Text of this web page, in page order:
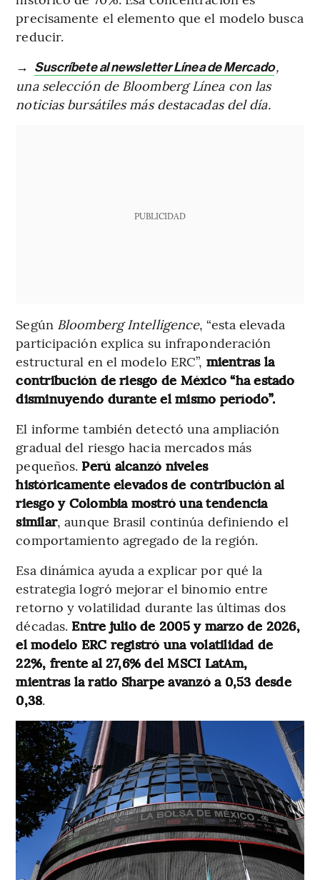
precisamente el elemento que el modelo busca
reducir.
→ Suscríbete al newsletter Línea de Mercado,
una selección de Bloomberg Línea con las
noticias bursátiles más destacadas del día.
PUBLICIDAD
Según Bloomberg Intelligence, “esta elevada
participación explica su infraponderación
estructural en el modelo ERC”, mientras la
contribución de riesgo de México “ha estado
disminuyendo durante el mismo período”.
El informe también detectó una ampliación
gradual del riesgo hacia mercados más
pequeños. Perú alcanzó niveles
históricamente elevados de contribución al
riesgo y Colombia mostró una tendencia
similar, aunque Brasil continúa definiendo el
comportamiento agregado de la región.
Esa dinámica ayuda a explicar por qué la
estrategia logró mejorar el binomio entre
retorno y volatilidad durante las últimas dos
décadas. Entre julio de 2005 y marzo de 2026,
el modelo ERC registró una volatilidad de
22%, frente al 27,6% del MSCI LatAm,
mientras la ratio Sharpe avanzó a 0,53 desde
0,38.